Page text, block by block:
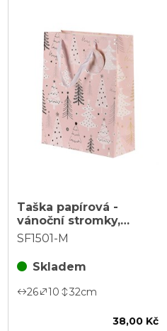
Taška papírová -
vánoční stromky,
růžová, vel. M
SF1501-M
Skladem
26 10 32cm
38,00 Kč